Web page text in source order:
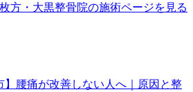
方・大黒整骨院の施術ページを見る
】腰痛が改善しない人へ｜原因と整